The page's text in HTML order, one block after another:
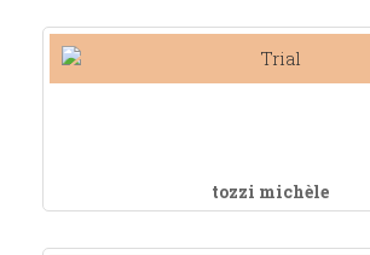
tozzi michèle